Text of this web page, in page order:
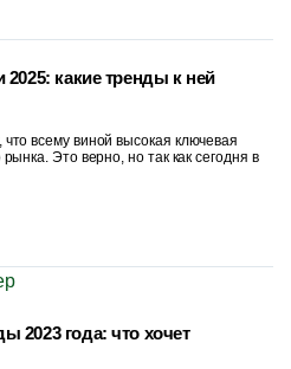
какие тренды к ней
всему виной высокая ключевая
Это верно, но так как сегодня в
2023 года: что хочет